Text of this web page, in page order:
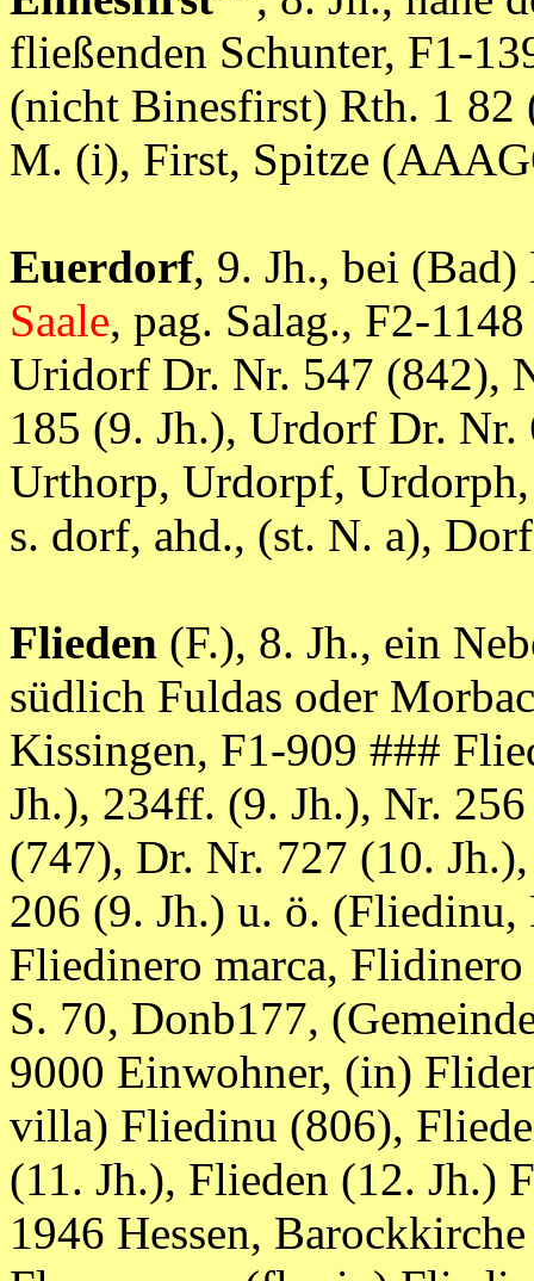
fließenden Schunter, F1-
(nicht Binesfirst) Rth. 1 82
M. (i), First, Spitze
Euerdorf, 9. Jh., bei (Bad)
Saale, pag. Salag., F2-
Uridorf Dr. Nr. 547 (842),
185 (9. Jh.), Urdorf Dr.
Urthorp, Urdorpf,
s. dorf, ahd., (st. N. a),
Flieden (F.), 8. Jh., ein
südlich Fuldas oder
Kissingen, F1-909 ###
Jh.), 234ff. (9. Jh.), Nr.
(747), Dr. Nr. 727 (10.
206 (9. Jh.) u. ö. (Fliedinu,
Fliedinero marca, Flidinero
S. 70, Donb177,
9000 Einwohner, (in)
villa) Fliedinu (806),
(11. Jh.), Flieden (12. Jh.)
1946 Hessen,